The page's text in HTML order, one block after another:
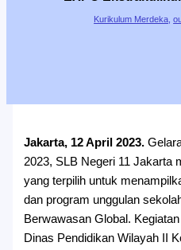
Kurikulum Merdeka ,
Jakarta, 12 April 2023.
2023, SLB Negeri 11 Jakarta
yang terpilih untuk
dan program unggulan
Berwawasan Global.
Dinas Pendidikan Wilayah II